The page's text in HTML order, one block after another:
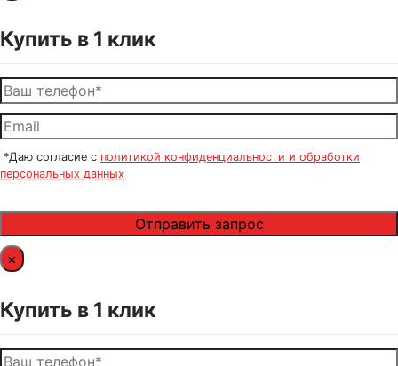
Купить в 1 клик
*Даю согласие с политикой конфиденциальности и обработки
персональных данных
×
Купить в 1 клик